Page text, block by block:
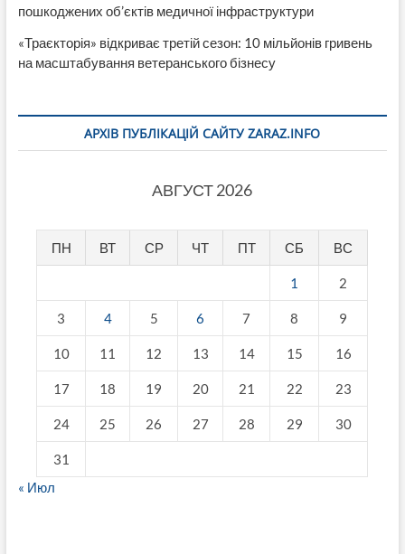
пошкоджених об’єктів медичної інфраструктури
«Траєкторія» відкриває третій сезон: 10 мільйонів гривень
на масштабування ветеранського бізнесу
АРХІВ ПУБЛІКАЦІЙ САЙТУ ZARAZ.INFO
АВГУСТ 2026
ПН ВТ СР ЧТ ПТ СБ ВС
1 2
3 4 5 6 7 8 9
10 11 12 13 14 15 16
17 18 19 20 21 22 23
24 25 26 27 28 29 30
31
« Июл